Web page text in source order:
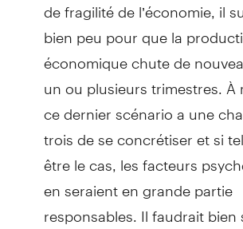
bien peu pour que la
économique chute de
un ou plusieurs trimestres. À
ce dernier scénario a une
trois de se concrétiser et si
être le cas, les facteurs
en seraient en grande partie
responsables. Il faudrait